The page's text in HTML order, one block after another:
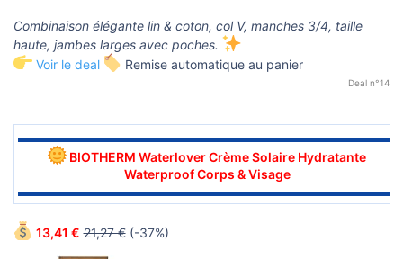
Combinaison élégante lin & coton, col V, manches 3/4, taille
haute, jambes larges avec poches.
Voir le deal
Remise automatique au panier
Deal n°14
▬▬▬▬▬▬▬▬▬▬▬▬▬▬▬▬▬▬▬▬▬▬▬▬▬▬▬▬▬▬
BIOTHERM Waterlover Crème Solaire Hydratante
Waterproof Corps & Visage
▬▬▬▬▬▬▬▬▬▬▬▬▬▬▬▬▬▬▬▬▬▬▬▬▬▬▬▬▬▬
13,41 € 21,27 €(-37%)